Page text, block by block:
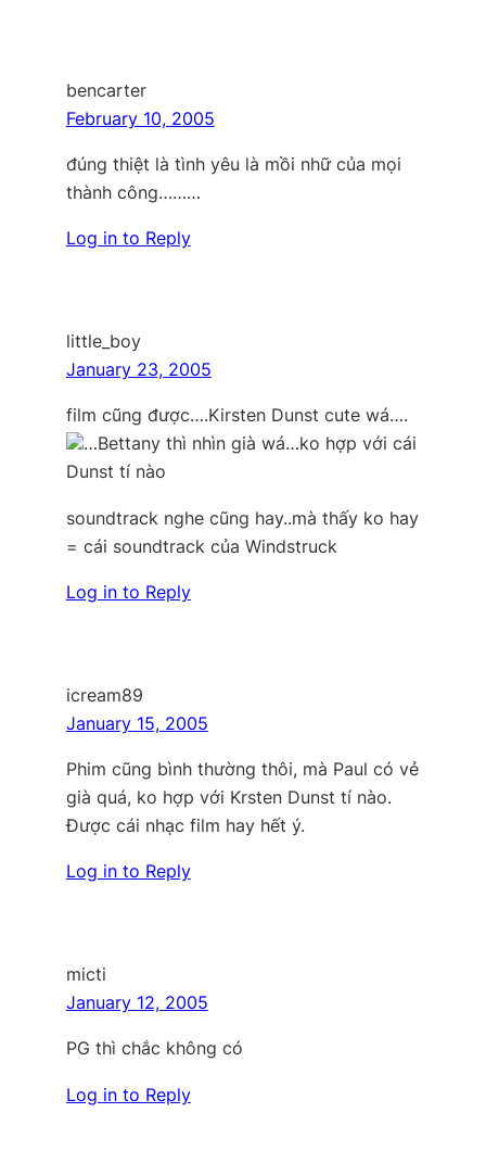
bencarter
February 10, 2005
đúng thiệt là tình yêu là mồi nhữ của mọi
thành công………
Log in to Reply
little_boy
January 23, 2005
film cũng được….Kirsten Dunst cute wá….
…Bettany thì nhìn già wá…ko hợp với cái
Dunst tí nào
soundtrack nghe cũng hay..mà thấy ko hay
= cái soundtrack của Windstruck
Log in to Reply
icream89
January 15, 2005
Phim cũng bình thường thôi, mà Paul có vẻ
già quá, ko hợp với Krsten Dunst tí nào.
Được cái nhạc film hay hết ý.
Log in to Reply
micti
January 12, 2005
PG thì chắc không có
Log in to Reply